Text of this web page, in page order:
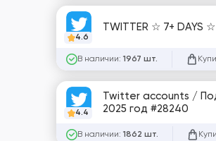
4.6
TWITTER ☆ 7+
В наличии: 1967 шт.
4.4
Twitter accounts /
2025 год #28240
В наличии: 1862 шт.